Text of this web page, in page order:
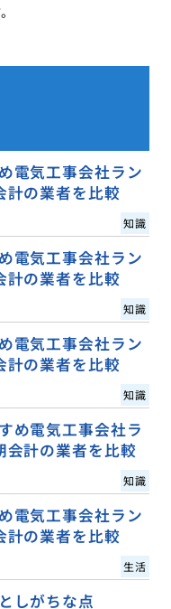
電気工事会社ラン
計の業者を比較
知識
電気工事会社ラン
計の業者を比較
知識
電気工事会社ラン
計の業者を比較
知識
め電気工事会社ラ
会計の業者を比較
知識
電気工事会社ラン
計の業者を比較
生活
しがちな点